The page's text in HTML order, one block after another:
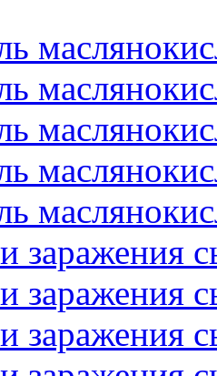
заражения
заражения
заражения